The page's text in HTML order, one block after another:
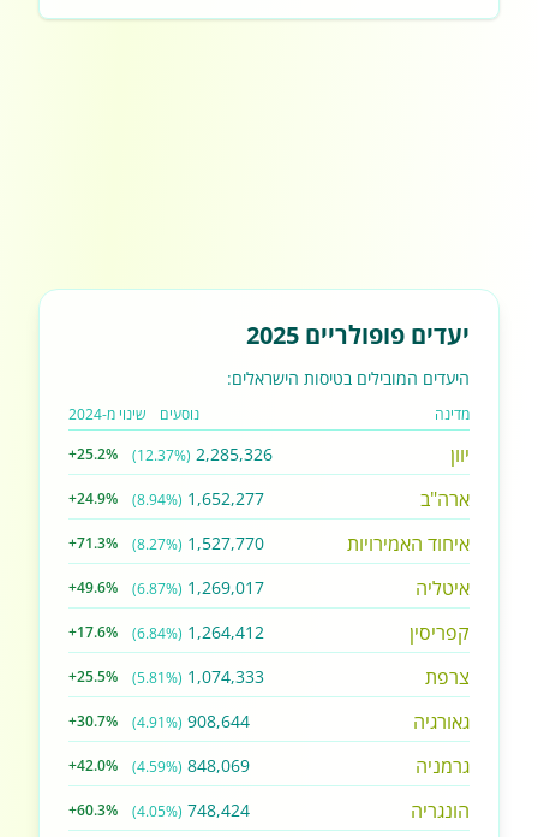
יעדים פופולריים 2025
היעדים המובילים בטיסות הישראלים:
מדינה נוסעים שינוי מ-2024
יוון 2,285,326
(12.37%)
+25.2%
ארה"ב 1,652,277
(8.94%)
+24.9%
איחוד האמירויות 1,527,770
(8.27%)
+71.3%
איטליה 1,269,017
(6.87%)
+49.6%
קפריסין 1,264,412
(6.84%)
+17.6%
צרפת 1,074,333
(5.81%)
+25.5%
גאורגיה 908,644
(4.91%)
+30.7%
גרמניה 848,069
(4.59%)
+42.0%
הונגריה 748,424
(4.05%)
+60.3%